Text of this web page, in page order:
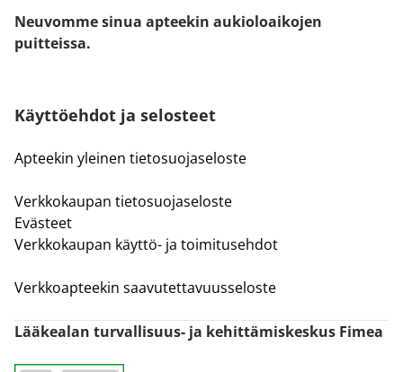
Neuvomme sinua apteekin aukioloaikojen
puitteissa.
Käyttöehdot ja selosteet
Apteekin yleinen tietosuojaseloste
Verkkokaupan tietosuojaseloste
Evästeet
Verkkokaupan käyttö- ja toimitusehdot
Verkkoapteekin saavutettavuusseloste
Lääkealan turvallisuus- ja kehittämiskeskus Fimea